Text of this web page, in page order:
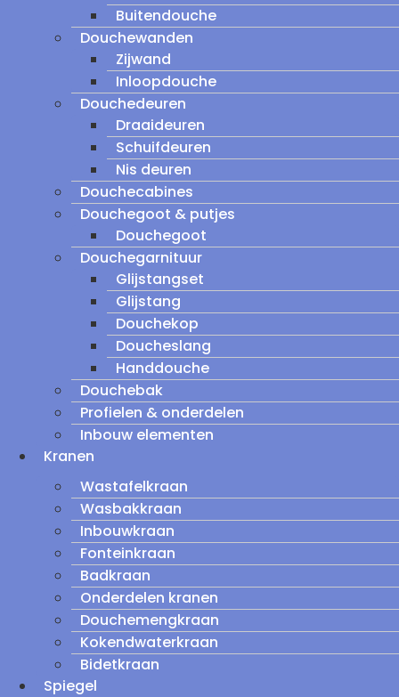
Buitendouche
Douchewanden
Zijwand
Inloopdouche
Douchedeuren
Draaideuren
Schuifdeuren
Nis deuren
Douchecabines
Douchegoot & putjes
Douchegoot
Douchegarnituur
Glijstangset
Glijstang
Douchekop
Doucheslang
Handdouche
Douchebak
Profielen & onderdelen
Inbouw elementen
Kranen
Wastafelkraan
Wasbakkraan
Inbouwkraan
Fonteinkraan
Badkraan
Onderdelen kranen
Douchemengkraan
Kokendwaterkraan
Bidetkraan
Spiegel